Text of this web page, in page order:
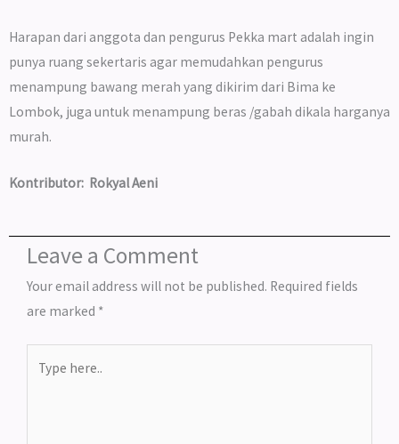
Harapan dari anggota dan pengurus Pekka mart adalah ingin
punya ruang sekertaris agar memudahkan pengurus
menampung bawang merah yang dikirim dari Bima ke
Lombok, juga untuk menampung beras /gabah dikala harganya
murah.
Kontributor: Rokyal Aeni
Leave a Comment
Your email address will not be published. Required fields
are marked *
here..